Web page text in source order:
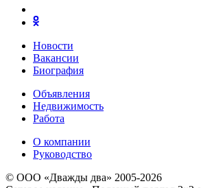
Новости
Вакансии
Биография
Объявления
Недвижимость
Работа
О компании
Руководство
© ООО «Дважды два» 2005-2026